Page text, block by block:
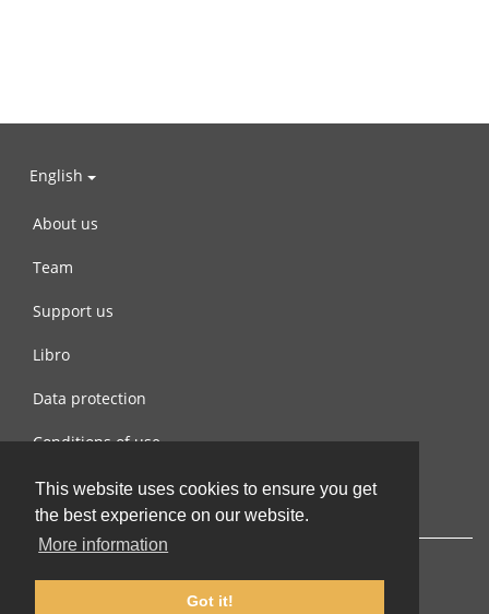
This website uses cookies to ensure you get
the best experience on our website.
More information
Got it!
English
About us
Team
Support us
Libro
Data protection
Conditions of use
Contact us